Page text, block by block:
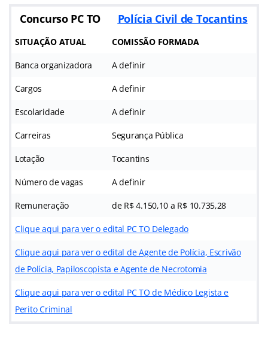
Concurso PC TO Polícia Civil de Tocantins
SITUAÇÃO ATUAL COMISSÃO FORMADA
Banca organizadora A definir
Cargos A definir
Escolaridade A definir
Carreiras Segurança Pública
Lotação Tocantins
Número de vagas A definir
Remuneração de R$ 4.150,10 a R$ 10.735,28
Clique aqui para ver o edital PC TO Delegado
Clique aqui para ver o edital de Agente de Polícia, Escrivão
de Polícia, Papiloscopista e Agente de Necrotomia
Clique aqui para ver o edital PC TO de Médico Legista e
Perito Criminal